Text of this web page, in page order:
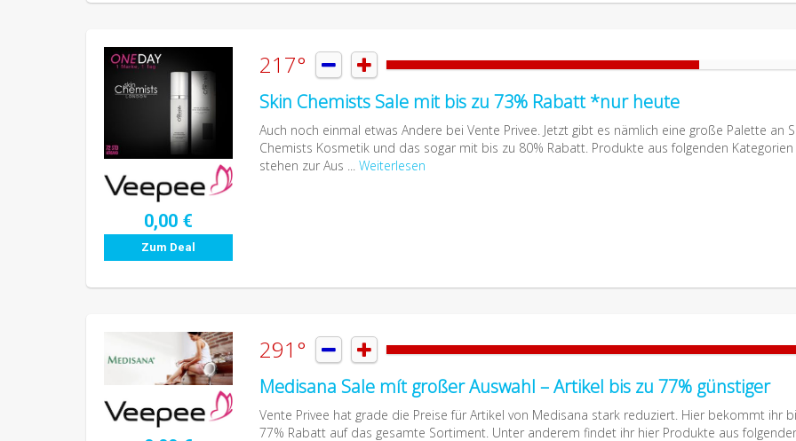
0,00 €
Zum Deal
217°  
Skin Chemists Sale mit bis zu 73% Rabatt *nur heute
Auch noch einmal etwas Andere bei Vente Privee. Jetzt gibt es nämlich eine große Palette an
Chemists Kosmetik und das sogar mit bis zu 80% Rabatt. Produkte aus folgenden Kategorien
stehen zur Aus ... Weiterlesen
291°  
Medisana Sale mít großer Auswahl – Artikel bis zu 77% günstiger
Vente Privee hat grade die Preise für Artikel von Medisana stark reduziert. Hier bekommt ihr
77% Rabatt auf das gesamte Sortiment. Unter anderem findet ihr hier Produkte aus